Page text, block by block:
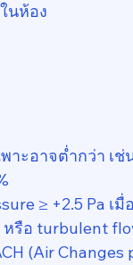
นห้อง
าะอาจต่ำกว่า เช่
≥ +2.5 Pa เ
หรือ turbulent
(Air Changes